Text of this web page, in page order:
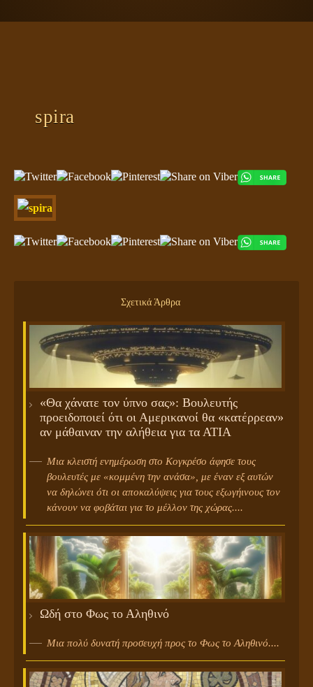
spira
Σχετικά Άρθρα
«Θα χάνατε τον ύπνο σας»: Βουλευτής
προειδοποιεί ότι οι Αμερικανοί θα «κατέρρεαν»
αν μάθαιναν την αλήθεια για τα ΑΤΙΑ
Μια κλειστή ενημέρωση στο Κογκρέσο άφησε τους
βουλευτές με «κομμένη την ανάσα», με έναν εξ αυτών
να δηλώνει ότι οι αποκαλύψεις για τους εξωγήινους τον
κάνουν να φοβάται για το μέλλον της χώρας....
Ωδή στο Φως το Αληθινό
Μια πολύ δυνατή προσευχή προς το Φως το Αληθινό....